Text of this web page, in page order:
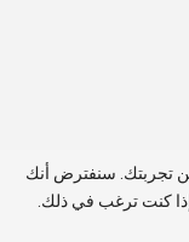
تجربتك. سنفترض أنك
كنت ترغب في ذلك.